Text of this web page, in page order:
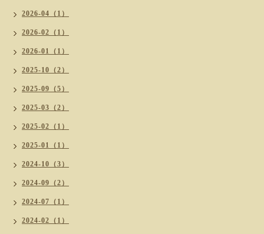
2026-04（1）
2026-02（1）
2026-01（1）
2025-10（2）
2025-09（5）
2025-03（2）
2025-02（1）
2025-01（1）
2024-10（3）
2024-09（2）
2024-07（1）
2024-02（1）